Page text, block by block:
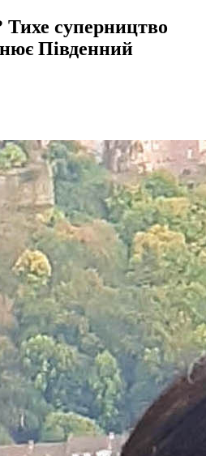
Тихе суперництво
Південний